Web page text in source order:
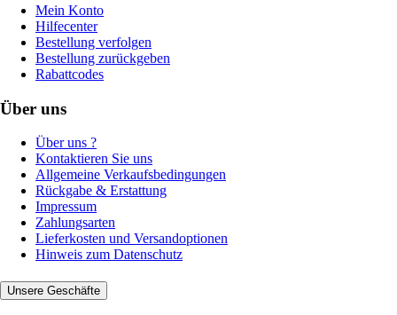
Mein Konto
Hilfecenter
Bestellung verfolgen
Bestellung zurückgeben
Rabattcodes
Über uns
Über uns ?
Kontaktieren Sie uns
Allgemeine Verkaufsbedingungen
Rückgabe & Erstattung
Impressum
Zahlungsarten
Lieferkosten und Versandoptionen
Hinweis zum Datenschutz
Unsere Geschäfte